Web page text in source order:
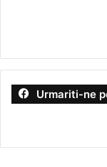
Urmariti-ne